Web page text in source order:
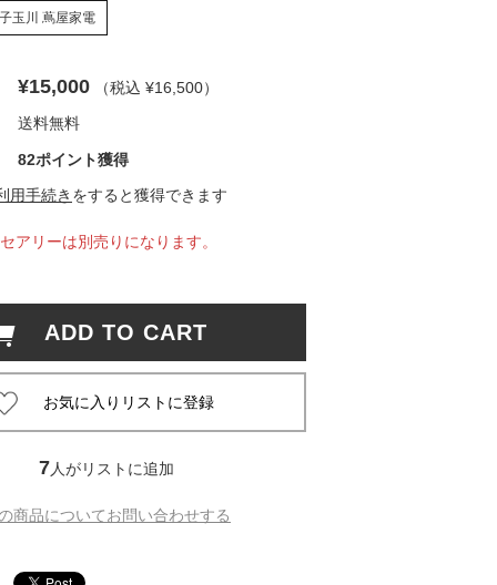
蔦
崎
屋
玉川 蔦屋家電
¥15,000 （税込 ¥16,500）
送料無料
82ポイント獲得
用手続き をすると獲得できます
アリーは別売りになります。
ADD TO CART
7人がリストに追加
商品についてお問い合わせする